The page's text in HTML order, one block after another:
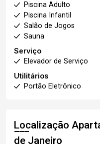
Piscina Adulto
Piscina Infantil
Salão de Jogos
Sauna
Serviço
Elevador de Serviço
Utilitários
Portão Eletrônico
Localização
de Janeiro